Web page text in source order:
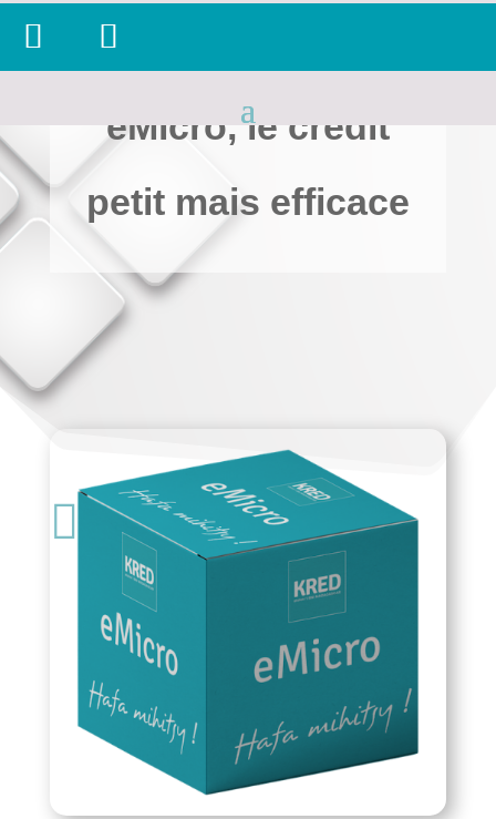
eMicro, le crédit
petit mais efficace

19 janvier 2020
Produits